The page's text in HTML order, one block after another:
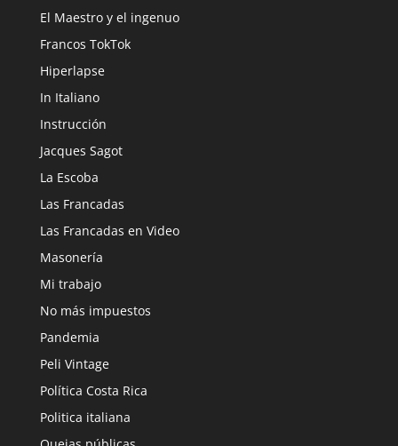
El Maestro y el ingenuo
Francos TokTok
Hiperlapse
In Italiano
Instrucción
Jacques Sagot
La Escoba
Las Francadas
Las Francadas en Video
Masonería
Mi trabajo
No más impuestos
Pandemia
Peli Vintage
Política Costa Rica
Politica italiana